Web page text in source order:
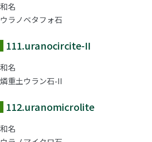
和名
ウラノベタフォ石
111.uranocircite-II
和名
燐重土ウラン石-II
112.uranomicrolite
和名